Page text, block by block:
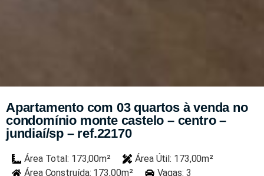
Apartamento com 03 quartos à venda no
condomínio monte castelo – centro –
jundiaí/sp – ref.22170
Área Total: 173,00m²
Área Útil: 173,00m²
Área Construída: 173,00m²
Vagas: 3